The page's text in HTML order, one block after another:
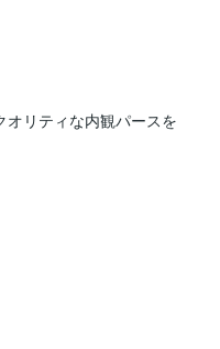
リティな内観パースを